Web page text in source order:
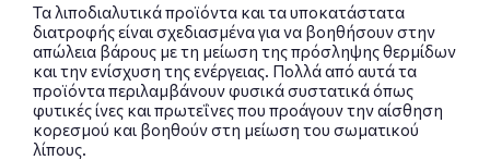
Τα λιποδιαλυτικά προϊόντα και τα υποκατάστατα
διατροφής είναι σχεδιασμένα για να βοηθήσουν στην
απώλεια βάρους με τη μείωση της πρόσληψης θερμίδων
και την ενίσχυση της ενέργειας. Πολλά από αυτά τα
προϊόντα περιλαμβάνουν φυσικά συστατικά όπως
φυτικές ίνες και πρωτεΐνες που προάγουν την αίσθηση
κορεσμού και βοηθούν στη μείωση του σωματικού
λίπους.